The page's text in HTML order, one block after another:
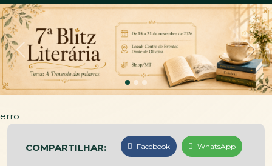
Previous
erro
COMPARTILHAR: Facebook WhatsApp